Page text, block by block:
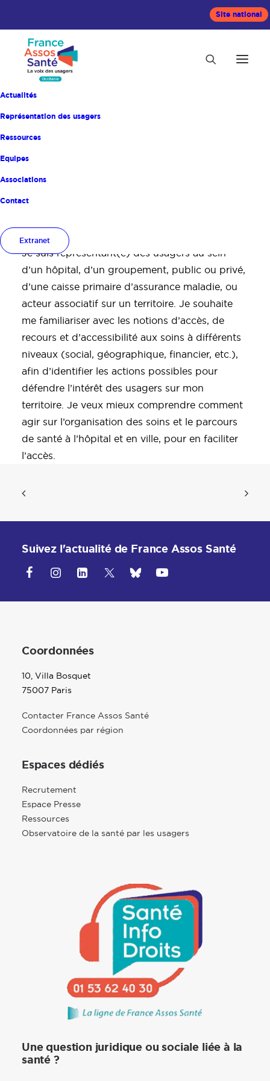
Site national
Actualités
Représentation des usagers
Ressources
Equipes
Associations
Contact
Extranet
Défendre et
promouvoir l’accès
aux soins
Je suis représentant(e) des usagers au sein
d’un hôpital, d’un groupement, public ou privé,
d’une caisse primaire d’assurance maladie, ou
acteur associatif sur un territoire. Je souhaite
me familiariser avec les notions d’accès, de
recours et d’accessibilité aux soins à différents
niveaux (social, géographique, financier, etc.),
afin d’identifier les actions possibles pour
défendre l’intérêt des usagers sur mon
territoire. Je veux mieux comprendre comment
agir sur l’organisation des soins et le parcours
de santé à l’hôpital et en ville, pour en faciliter
l’accès.
Suivez l'actualité de France Assos Santé
Coordonnées
10, Villa Bosquet
75007 Paris
Contacter France Assos Santé
Coordonnées par région
Espaces dédiés
Recrutement
Espace Presse
Ressources
Observatoire de la santé par les usagers
Une question juridique ou sociale liée à la
santé ?